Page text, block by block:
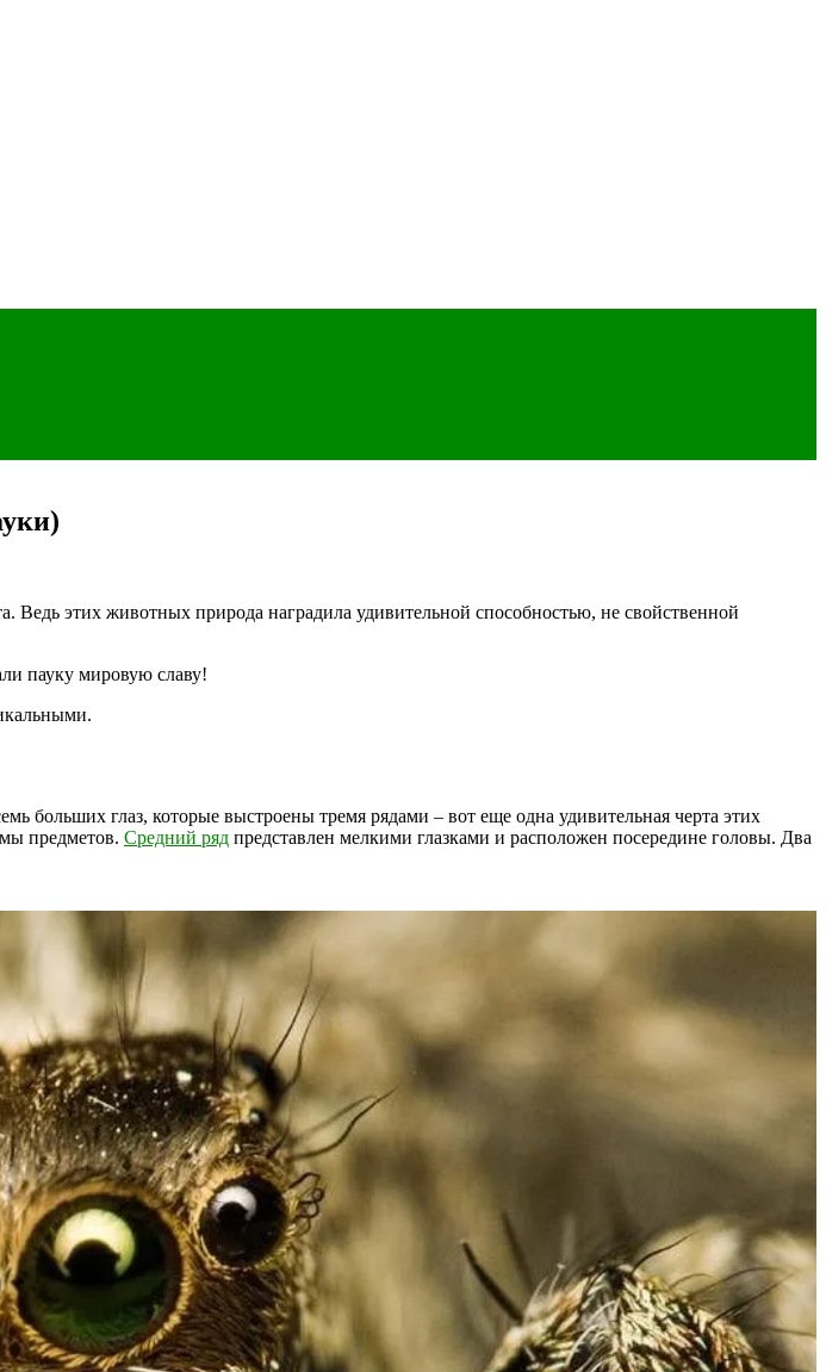
Ведь этих животных природа наградила удивительной способностью, не свойственной
пауку мировую славу!
больших глаз, которые выстроены тремя рядами – вот еще одна удивительная черта этих
предметов. Средний ряд представлен мелкими глазками и расположен посередине головы. Два